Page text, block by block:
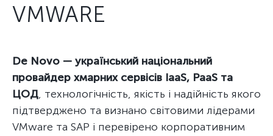
VMWARE
De Novo — український національний
провайдер хмарних сервісів IaaS, PaaS та
ЦОД, технологічність, якість і надійність якого
підтверджено та визнано світовими лідерами
VMware та SAP і перевірено корпоративним